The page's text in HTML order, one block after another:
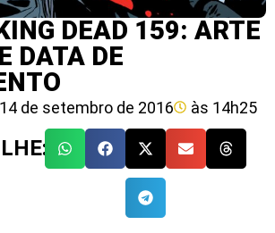
DEAD 159: ARTE
DATA DE
14 de setembro de 2016 às 14h25